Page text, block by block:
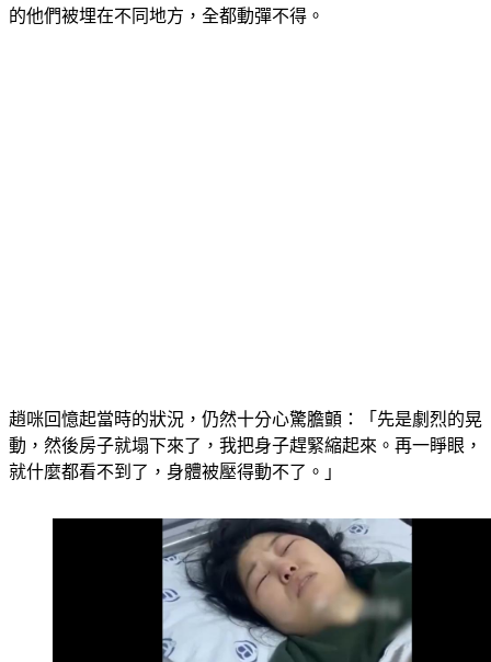
的他們被埋在不同地方，全都動彈不得。
趙咪回憶起當時的狀況，仍然十分心驚膽顫：「先是劇烈的晃
動，然後房子就塌下來了，我把身子趕緊縮起來。再一睜眼，
就什麼都看不到了，身體被壓得動不了。」